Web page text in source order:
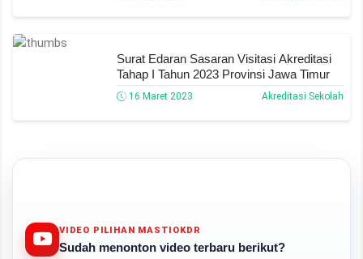
Surat Edaran Sasaran Visitasi Akreditasi
Tahap I Tahun 2023 Provinsi Jawa Timur
16 Maret 2023 Akreditasi Sekolah
VIDEO PILIHAN MASTIOKDR
Sudah menonton video terbaru berikut?